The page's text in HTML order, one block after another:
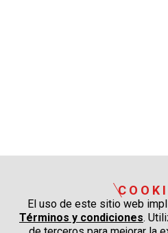
El uso de este sitio web
Términos y condiciones.